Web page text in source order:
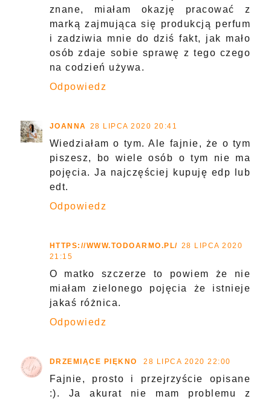
znane, miałam okazję pracować z
marką zajmująca się produkcją perfum
i zadziwia mnie do dziś fakt, jak mało
osób zdaje sobie sprawę z tego czego
na codzień używa.
Odpowiedz
JOANNA 28 LIPCA 2020 20:41
Wiedziałam o tym. Ale fajnie, że o tym
piszesz, bo wiele osób o tym nie ma
pojęcia. Ja najczęściej kupuję edp lub
edt.
Odpowiedz
HTTPS://WWW.TODOARMO.PL/ 28 LIPCA 2020
21:15
O matko szczerze to powiem że nie
miałam zielonego pojęcia że istnieje
jakaś różnica.
Odpowiedz
DRZEMIĄCE PIĘKNO 28 LIPCA 2020 22:00
Fajnie, prosto i przejrzyście opisane
:). Ja akurat nie mam problemu z